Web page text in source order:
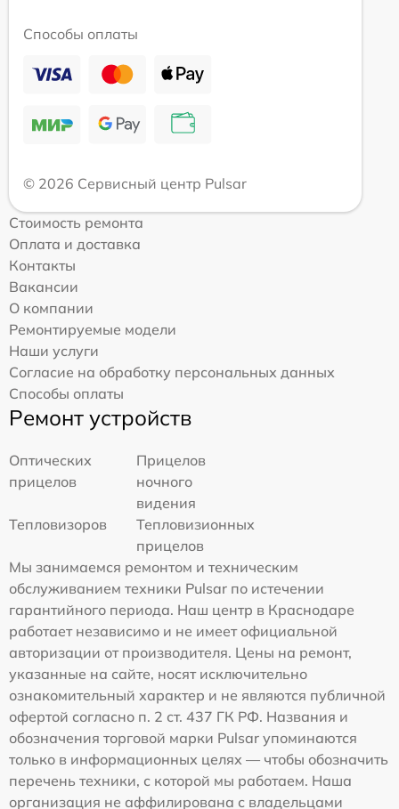
Способы оплаты
© 2026 Сервисный центр Pulsar
Стоимость ремонта
Оплата и доставка
Контакты
Вакансии
О компании
Ремонтируемые модели
Наши услуги
Согласие на обработку персональных данных
Способы оплаты
Ремонт устройств
Оптических
прицелов
Прицелов
ночного
видения
Тепловизоров
Тепловизионных
прицелов
Мы занимаемся ремонтом и техническим
обслуживанием техники Pulsar по истечении
гарантийного периода. Наш центр в Краснодаре
работает независимо и не имеет официальной
авторизации от производителя. Цены на ремонт,
указанные на сайте, носят исключительно
ознакомительный характер и не являются публичной
офертой согласно п. 2 ст. 437 ГК РФ. Названия и
обозначения торговой марки Pulsar упоминаются
только в информационных целях — чтобы обозначить
перечень техники, с которой мы работаем. Наша
организация не аффилирована с владельцами